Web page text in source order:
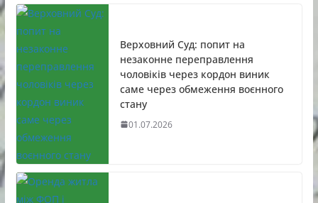
Верховний Суд: попит на
незаконне переправлення
чоловіків через кордон виник
саме через обмеження воєнного
стану
01.07.2026